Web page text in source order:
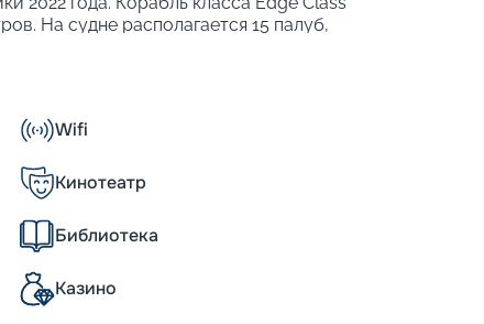
На судне располагается 15 палуб,
могут разместиться 3260
максимальную скорость 22 узла,
для стабилизации качки. Также
программы;
разного класса;
гостей сьютов.
продвинутых теплоходов.
на свет и пространство, а такая
к морю.
Wifi
Кинотеатр
Библиотека
Казино